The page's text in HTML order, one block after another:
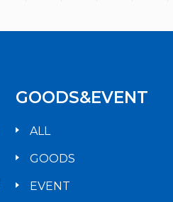
GOODS&EVENT
ALL
GOODS
EVENT